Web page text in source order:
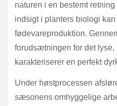
naturen i en bestemt
indsigt i planters biologi
fødevareproduktion.
forudsætningen for det
karakteriserer en perfekt
Under høstprocessen
sæsonens omhyggelige